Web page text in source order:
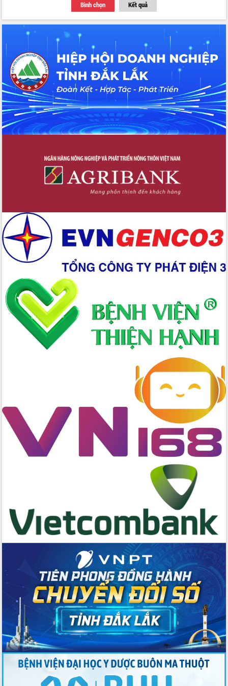
Huy giữ chức Bí thư Đảng ủy Ủy Ban
Nhân dân tỉnh
Bệnh án điện tử thúc đẩy chuyển đổi
số y tế tại Đắk Lắk
Chuyển đổi số thư viện: Mở rộng
không gian tri thức trong thời đại số
Đánh giá, rút kinh nghiệm công tác tổ
chức diễn tập trước ngày bầu cử
Chương trình “Gặp gỡ hữu nghị –
Friendship Meeting New Year 2026”
Bầu cử Quốc hội và HĐND: Cử tri Đắk
Lắk gửi gắm niềm tin, kỳ vọng vào lá
Đắk Lắk sẵn sàng các điều kiện cho
Ngày hội bầu cử đại biểu Quốc hội
khóa XVI và HĐND các cấp nhiệm kỳ
hội và đại biểu HĐND các cấp diễn ra
an toàn, hiệu quả, đúng quy định
Thủ tướng Chính phủ Phạm Minh Chính
kiểm tra, chỉ đạo hoàn thành các dự
án cao tốc và thăm khu tái định cư tại
Sôi nổi Hội đua ngựa truyền thống Gò
Thì Thùng mừng Xuân Bính Ngọ 2026
Lãnh đạo tỉnh dâng hương tưởng niệm
tại Đập Đồng Cam đầu Xuân Bính Ngọ
Ngành nông nghiệp phấn đấu tăng
trưởng đạt 5,86% trong năm 2026
UBND tỉnh Đắk Lắk triển khai công tác
Chủ tịch UBND tỉnh Tạ Anh Tuấn thăm,
chúc mừng các bệnh viện nhân Ngày
Thầy thuốc Việt Nam
Rộn ràng lễ hội truyền thống Sông
nước Đà Nông lần thứ I năm 2026
cử đại biểu Quốc hội khoá XVI và đại
biểu HĐND tỉnh Đắk Lắk, nhiệm kỳ
2026-2031
trọng trong kỷ nguyên mới
Hội nghị lần thứ tư Ban Chỉ đạo công
tác bầu cử tỉnh Đắk Lắk
Hội nghị Báo cáo viên Trung ương
tháng 01/2026
Phó Thủ tướng Hồ Quốc Dũng đánh giá
cao kết quả Chiến dịch Quang Trung
tại Đắk Lắk
Hội nghị Ban Chấp hành Đảng bộ tỉnh
Đắk Lắk lần thứ 2 (mở rộng)
Tập trung giải phóng mặt bằng, đẩy
nhanh tiến độ Tuyến đường bộ ven
Bình chọn Kết quả